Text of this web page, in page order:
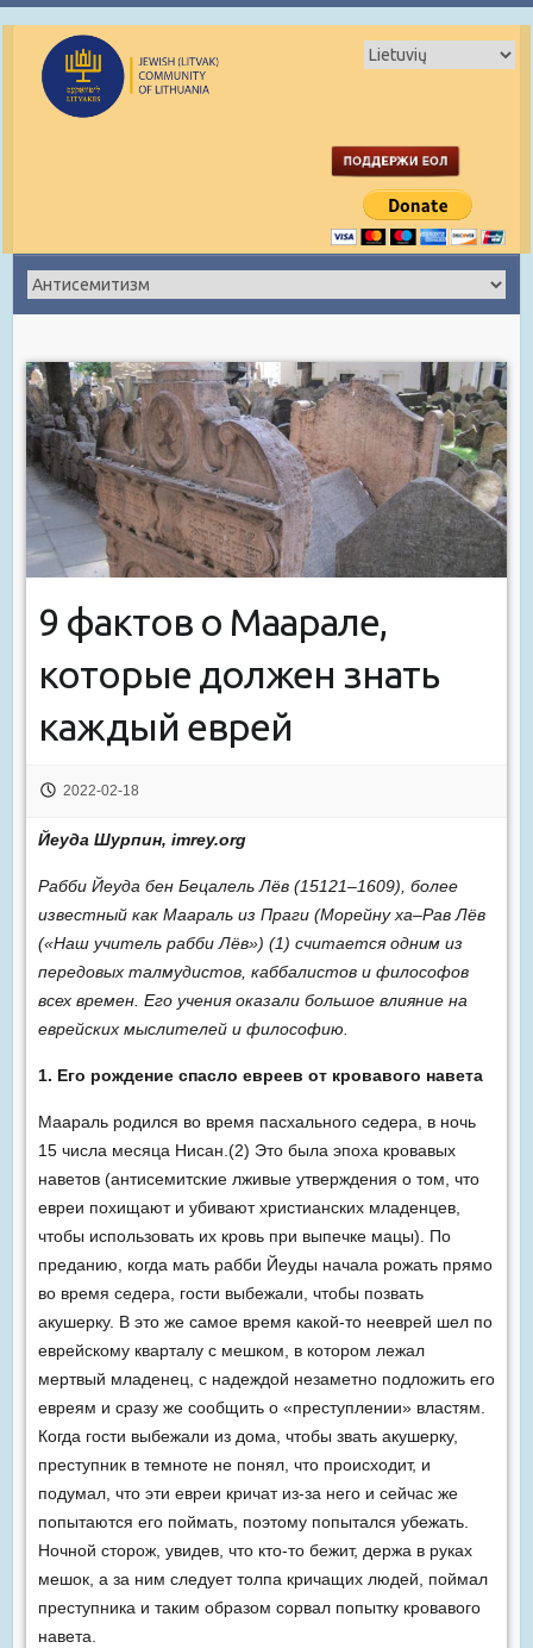
9 фактов о Маарале,
которые должен знать
каждый еврей
2022-02-18
Йеуда Шурпин, imrey.org
Рабби Йеуда бен Бецалель Лёв (15121–1609), более
известный как Маараль из Праги (Морейну ха–Рав Лёв
(«Наш учитель рабби Лёв») (1) считается одним из
передовых талмудистов, каббалистов и философов
всех времен. Его учения оказали большое влияние на
еврейских мыслителей и философию.
1. Его рождение спасло евреев от кровавого навета
Маараль родился во время пасхального седера, в ночь
15 числа месяца Нисан.(2) Это была эпоха кровавых
наветов (антисемитские лживые утверждения о том, что
евреи похищают и убивают христианских младенцев,
чтобы использовать их кровь при выпечке мацы). По
преданию, когда мать рабби Йеуды начала рожать прямо
во время седера, гости выбежали, чтобы позвать
акушерку. В это же самое время какой-то нееврей шел по
еврейскому кварталу с мешком, в котором лежал
мертвый младенец, с надеждой незаметно подложить его
евреям и сразу же сообщить о «преступлении» властям.
Когда гости выбежали из дома, чтобы звать акушерку,
преступник в темноте не понял, что происходит, и
подумал, что эти евреи кричат из-за него и сейчас же
попытаются его поймать, поэтому попытался убежать.
Ночной сторож, увидев, что кто-то бежит, держа в руках
мешок, а за ним следует толпа кричащих людей, поймал
преступника и таким образом сорвал попытку кровавого
навета.